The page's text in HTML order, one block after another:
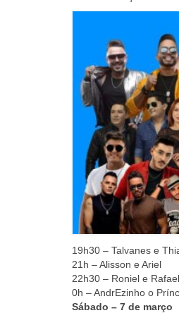
19h30 – Talvanes e
21h – Alisson e Ariel
22h30 – Roniel e Rafael
0h – AndrEzinho o
Sábado – 7 de março